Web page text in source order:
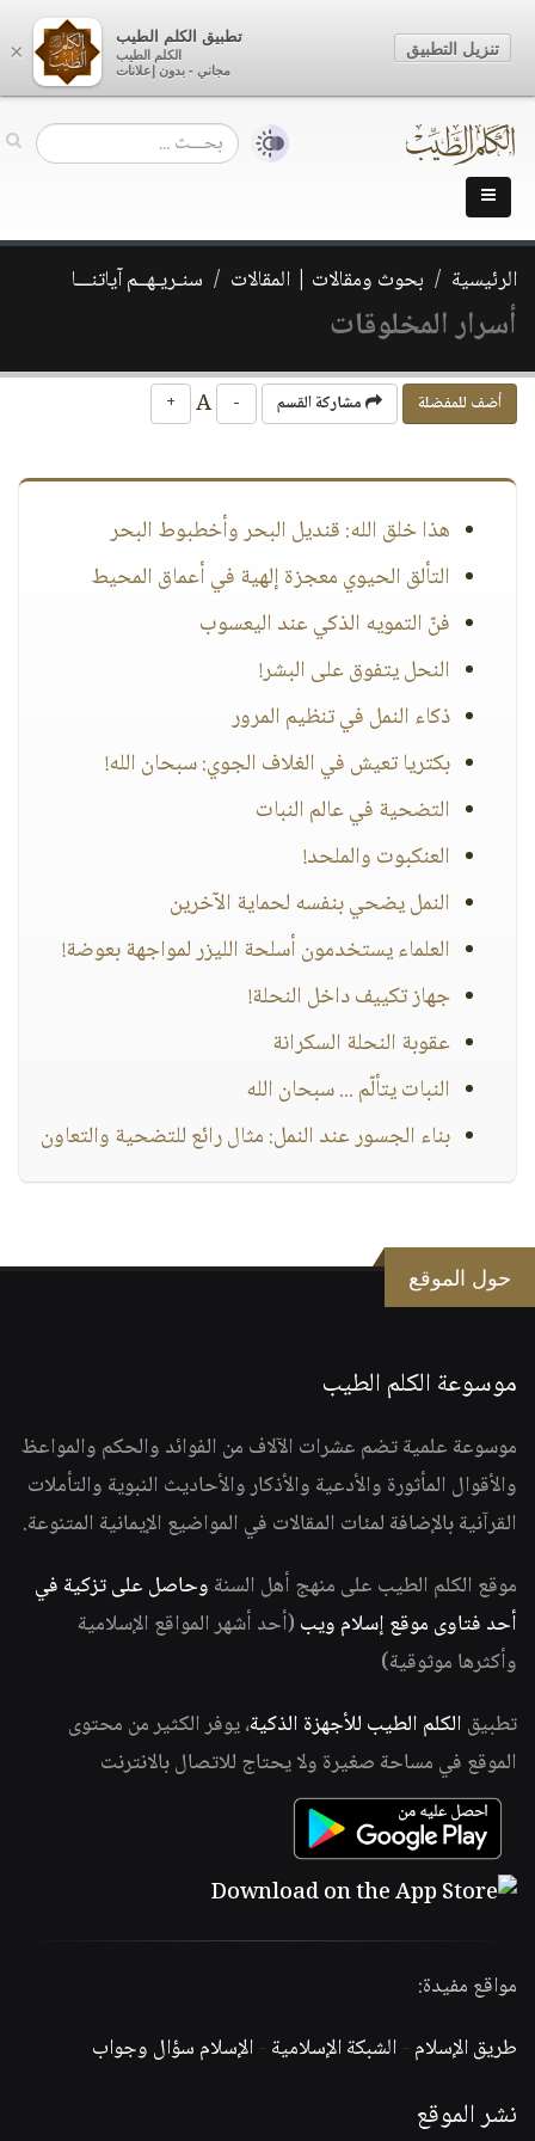
الرئيسية بحوث ومقالات | المقالات سنـريـهــم آياتنـــا
أسرار المخلوقات
أضف للمفضلة مشاركة القسم -
+
هذا خلق الله: قنديل البحر وأخطبوط البحر
التألق الحيوي معجزة إلهية في أعماق المحيط
فنّ التمويه الذكي عند اليعسوب
النحل يتفوق على البشر!
ذكاء النمل في تنظيم المرور
بكتريا تعيش في الغلاف الجوي: سبحان الله!
التضحية في عالم النبات
العنكبوت والملحد!
النمل يضحي بنفسه لحماية الآخرين
العلماء يستخدمون أسلحة الليزر لمواجهة بعوضة!
جهاز تكييف داخل النحلة!
عقوبة النحلة السكرانة
النبات يتألّم ... سبحان الله
بناء الجسور عند النمل: مثال رائع للتضحية والتعاون
حول الموقع
موسوعة الكلم الطيب
موسوعة علمية تضم عشرات الآلاف من الفوائد والحكم والمواعظ
والأقوال المأثورة والأدعية والأذكار والأحاديث النبوية والتأملات
القرآنية بالإضافة لمئات المقالات في المواضيع الإيمانية المتنوعة.
موقع الكلم الطيب على منهج أهل السنة وحاصل على تزكية في
أحد فتاوى موقع إسلام ويب (أحد أشهر المواقع الإسلامية
وأكثرها موثوقية)
تطبيق الكلم الطيب للأجهزة الذكية، يوفر الكثير من محتوى
الموقع في مساحة صغيرة ولا يحتاج للاتصال بالانترنت
مواقع مفيدة:
طريق الإسلام -الشبكة الإسلامية -الإسلام سؤال وجواب
نشر الموقع
×
تطبيق الكلم الطيب
الكلم الطيب
مجاني - بدون إعلانات
تنزيل التطبيق